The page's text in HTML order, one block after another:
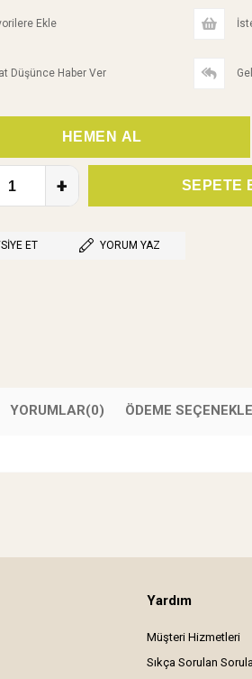
Ekle
Düşünce Haber Ver
ET YORUM YAZ
YORUMLAR(0) ÖDEME
Yardım
Müşteri Hizmetleri
Sıkça Sorulan